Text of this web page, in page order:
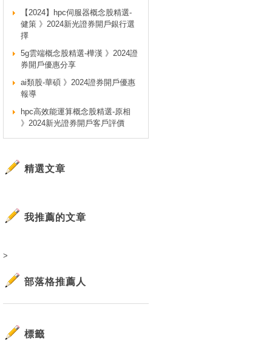
【2024】hpc伺服器概念股精選-
健策 》2024新光證券開戶銀行選
擇
5g雲端概念股精選-樺漢 》2024證
券開戶優惠分享
ai類股-華碩 》2024證券開戶優惠
報導
hpc高效能運算概念股精選-原相
》2024新光證券開戶客戶評價
精選文章
我推薦的文章
>
部落格推薦人
標籤